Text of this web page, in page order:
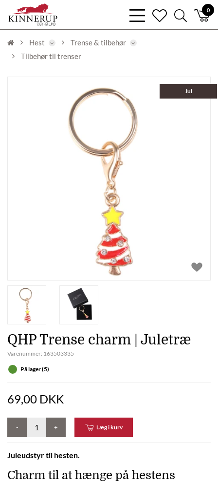
0
bars
light
heart
search
light
Hest
Trense & tilbehør
Tilbehør til trenser
Jul
QHP Trense charm | Juletræ
Varenummer: 163503335
På lager (5)
69,00 DKK
- + Læg i kurv
Juleudstyr til hesten.
Charm til at hænge på hestens